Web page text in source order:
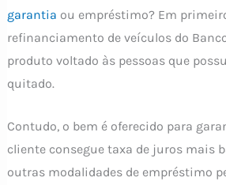
garantia ou empréstimo? Em
refinanciamento de veículos do
produto voltado às pessoas que
quitado.
Contudo, o bem é oferecido para
cliente consegue taxa de juros mais
outras modalidades de empréstimo